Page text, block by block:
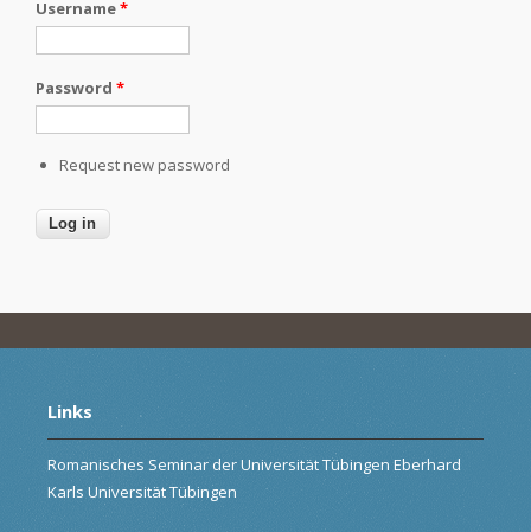
Username*
Password *
Request new password
Links
Romanisches Seminar der Universität Tübingen Eberhard
Karls Universität Tübingen